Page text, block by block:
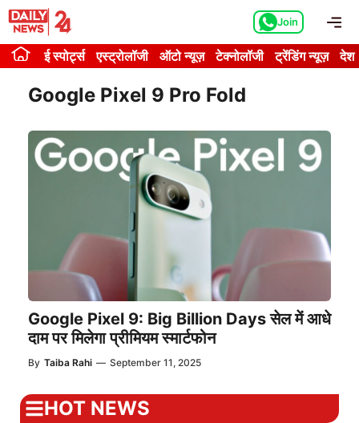
Skip
content
Join
ई स्पोर्ट्स एस्ट्रोलॉजी ऑटो न्यूज़ टेक्नोलॉजी ट्रेंडिंग न्यूज़ देश
Google Pixel 9 Pro Fold
Google Pixel 9: Big Billion Days सेल में आधे
दाम पर मिलेगा प्रीमियम स्मार्टफोन
By Taiba Rahi — September 11, 2025
HOT NEWS